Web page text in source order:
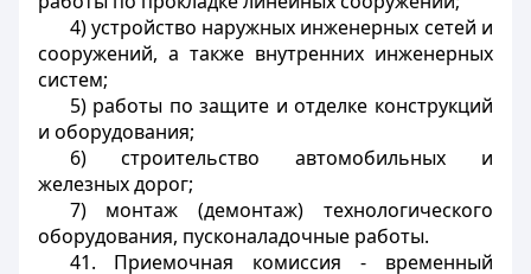
4) устройство наружных инженерных сетей и
сооружений, а также внутренних инженерных
систем;
5) работы по защите и отделке конструкций
и оборудования;
6) строительство автомобильных и
железных дорог;
7) монтаж (демонтаж) технологического
оборудования, пусконаладочные работы.
41. Приемочная комиссия - временный